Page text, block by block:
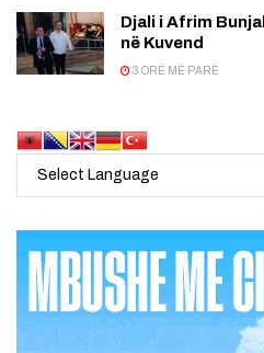
Djali i Afrim
në Kuvend
3 ORË MË PARË